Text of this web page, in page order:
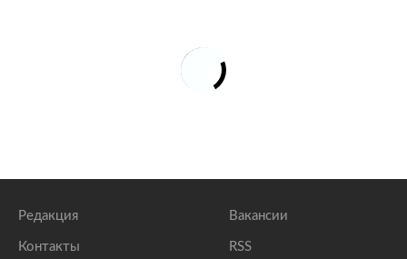
Редакция
Контакты
Вакансии
RSS